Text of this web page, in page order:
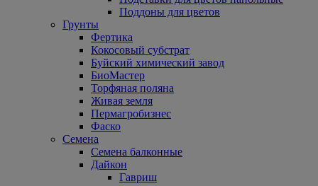
Поддоны для цветов
Грунты
Фертика
Кокосовый субстрат
Буйский химический завод
БиоМастер
Торфяная поляна
Живая земля
Пермагробизнес
Фаско
Семена
Семена балконные
Дайкон
Гавриш